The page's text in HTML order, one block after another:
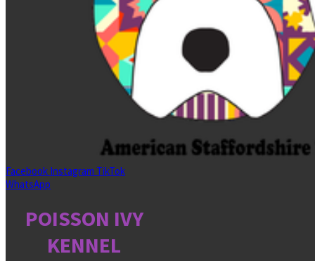
Facebook Instagram TikTok
WhatsApp
POISSON IVY
KENNEL